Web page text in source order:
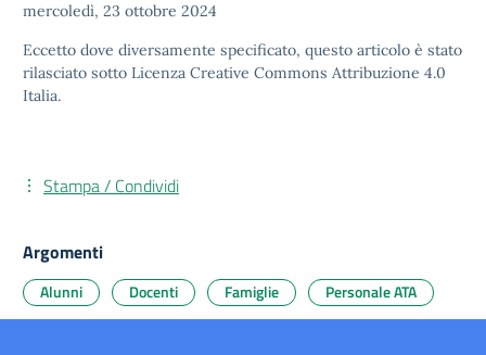
mercoledì, 23 ottobre 2024
Eccetto dove diversamente specificato, questo articolo è stato
rilasciato sotto Licenza Creative Commons Attribuzione 4.0
Italia.
Stampa / Condividi
Argomenti
Alunni Docenti Famiglie Personale ATA